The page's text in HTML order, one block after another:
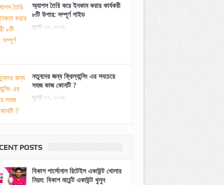
অ্যাপস তৈরি করে ইনকাম করার কার্যকরী
৮টি উপায়: সম্পূর্ণ গাইড
জুলাই ২৮, ২০২৬
নতুনদের জন্য ফ্রিল্যান্সিং এর সবচেয়ে
সহজ কাজ কোনটি ?
জুলাই ২৭, ২০২৬
POSTS
বিকাশ পার্সোনাল রিটেইল একাউন্ট খোলার
নিয়ম: বিকাশ মার্চেন্ট একাউন্ট খুলুন